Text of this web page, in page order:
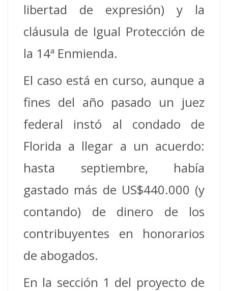
libertad de expresión) y la
cláusula de Igual Protección de
la 14ª Enmienda.
El caso está en curso, aunque a
fines del año pasado un juez
federal instó al condado de
Florida a llegar a un acuerdo:
hasta septiembre, había
gastado más de US$440.000 (y
contando) de dinero de los
contribuyentes en honorarios
de abogados.
En la sección 1 del proyecto de